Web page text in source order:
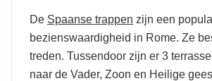
De Spaanse trappen zijn een
bezienswaardigheid in Rome. Ze
treden. Tussendoor zijn er 3
naar de Vader, Zoon en Heilige